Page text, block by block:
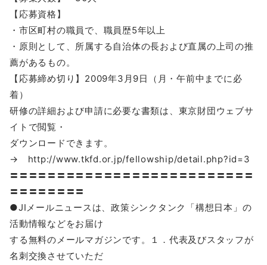
【応募資格】
・市区町村の職員で、職員歴5年以上
・原則として、所属する自治体の長および直属の上司の推
薦があるもの。
【応募締め切り】2009年3月9日（月・午前中までに必
着）
研修の詳細および申請に必要な書類は、東京財団ウェブサ
イトで閲覧・
ダウンロードできます。
→ http://www.tkfd.or.jp/fellowship/detail.php?id=3
〓〓〓〓〓〓〓〓〓〓〓〓〓〓〓〓〓〓〓〓〓〓〓〓〓〓
〓〓〓〓〓〓〓〓
●JIメールニュースは、政策シンクタンク「構想日本」の
活動情報などをお届け
する無料のメールマガジンです。１．代表及びスタッフが
名刺交換させていただ